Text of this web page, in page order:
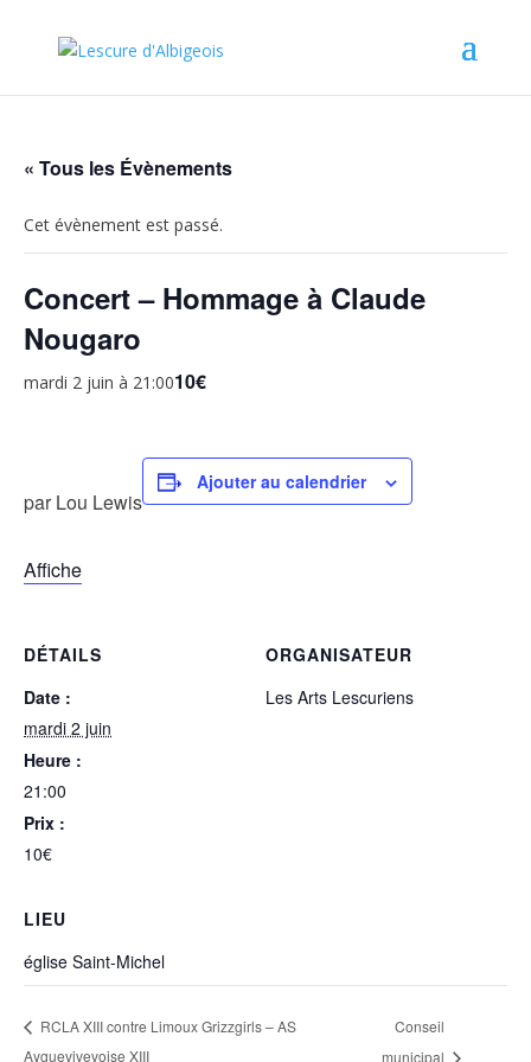
« Tous les Évènements
Cet évènement est passé.
Concert – Hommage à Claude
Nougaro
mardi 2 juin à 21:0010€
par Lou Lewis
Affiche
Ajouter au calendrier
DÉTAILS
Date :
mardi 2 juin
Heure :
21:00
Prix :
10€
ORGANISATEUR
Les Arts Lescuriens
LIEU
église Saint-Michel
RCLA XIII contre Limoux Grizzgirls – AS
Ayguevivevoise XIII
Conseil
municipal